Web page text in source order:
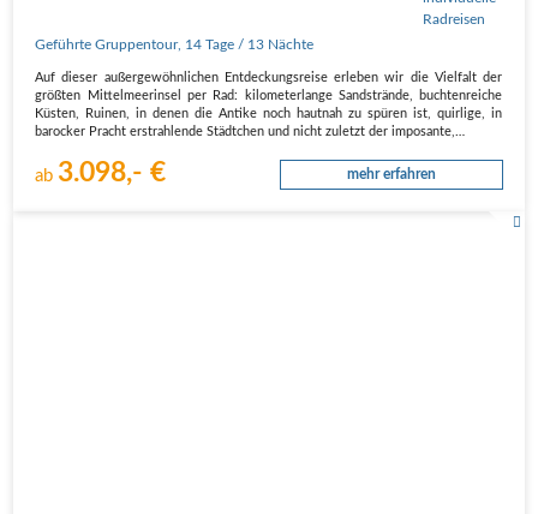
Geführte Gruppentour, 14 Tage / 13 Nächte
Auf dieser außergewöhnlichen Entdeckungsreise erleben wir die Vielfalt der
größten Mittelmeerinsel per Rad: kilometerlange Sandstrände, buchtenreiche
Küsten, Ruinen, in denen die Antike noch hautnah zu spüren ist, quirlige, in
barocker Pracht erstrahlende Städtchen und nicht zuletzt der imposante,…
ab 3.098,- € mehr erfahren